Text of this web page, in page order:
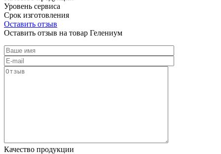
Уровень сервиса
Срок изготовления
Оставить отзыв
Оставить отзыв на товар Гелениум
Качество продукции